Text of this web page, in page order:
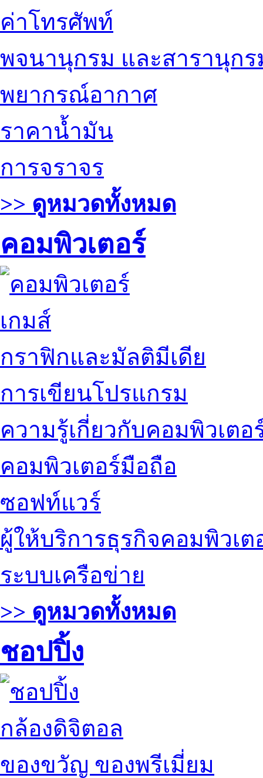
ค่าโทรศัพท์
พจนานุกรม และสารานุกร
พยากรณ์อากาศ
ราคาน้ำมัน
การจราจร
>> ดูหมวดทั้งหมด
คอมพิวเตอร์
เกมส์
กราฟิกและมัลติมีเดีย
การเขียนโปรแกรม
ความรู้เกี่ยวกับคอมพิวเตอ
คอมพิวเตอร์มือถือ
ซอฟท์แวร์
ผู้ให้บริการธุรกิจคอมพิวเต
ระบบเครือข่าย
>> ดูหมวดทั้งหมด
ชอปปิ้ง
กล้องดิจิตอล
ของขวัญ ของพรีเมี่ยม